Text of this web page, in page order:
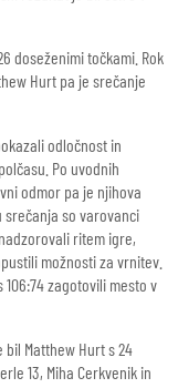
doseženimi točkami. Rok
Hurt pa je srečanje
odločnost in
Po uvodnih
odmor pa je njihova
srečanja so varovanci
ritem igre,
možnosti za vrnitev.
zagotovili mesto v
Matthew Hurt s 24
13, Miha Cerkvenik in